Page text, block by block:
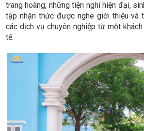
trang hoàng, những tiện nghi hiện đại,
tập nhận thức được nghe giới thiệu và
các dịch vụ chuyên nghiệp từ một
tế.